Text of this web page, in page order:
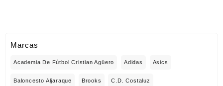
Marcas
Academia De Fútbol Cristian Agüero Adidas Asics
Baloncesto Aljaraque Brooks C.D. Costaluz